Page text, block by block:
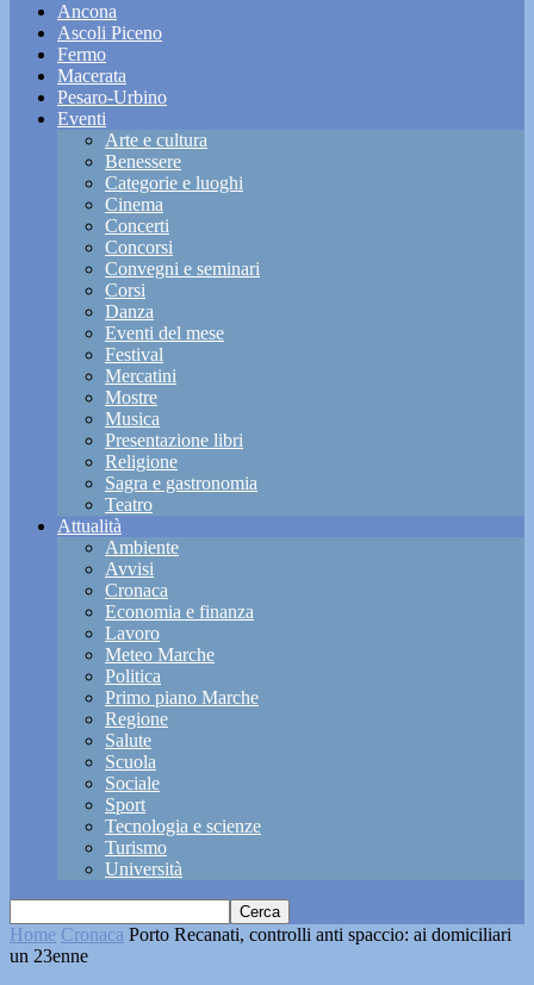
Ancona
Ascoli Piceno
Fermo
Macerata
Pesaro-Urbino
Eventi
Arte e cultura
Benessere
Categorie e luoghi
Cinema
Concerti
Concorsi
Convegni e seminari
Corsi
Danza
Eventi del mese
Festival
Mercatini
Mostre
Musica
Presentazione libri
Religione
Sagra e gastronomia
Teatro
Attualità
Ambiente
Avvisi
Cronaca
Economia e finanza
Lavoro
Meteo Marche
Politica
Primo piano Marche
Regione
Salute
Scuola
Sociale
Sport
Tecnologia e scienze
Turismo
Università
Home Cronaca Porto Recanati, controlli anti spaccio: ai domiciliari
un 23enne